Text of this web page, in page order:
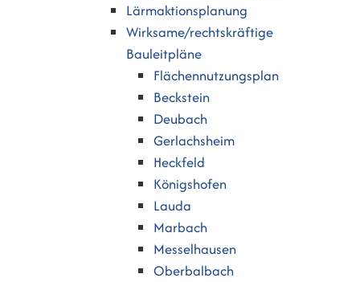
Lärmaktionsplanung
Wirksame/rechtskräftige
Bauleitpläne
Flächennutzungsplan
Beckstein
Deubach
Gerlachsheim
Heckfeld
Königshofen
Lauda
Marbach
Messelhausen
Oberbalbach